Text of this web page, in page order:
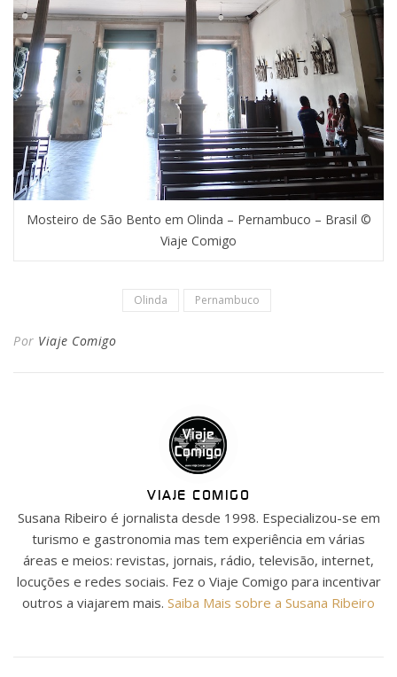
Mosteiro de São Bento em Olinda – Pernambuco – Brasil ©
Viaje Comigo
Olinda Pernambuco
Por Viaje Comigo
VIAJE COMIGO
Susana Ribeiro é jornalista desde 1998. Especializou-se em
turismo e gastronomia mas tem experiência em várias
áreas e meios: revistas, jornais, rádio, televisão, internet,
locuções e redes sociais. Fez o Viaje Comigo para incentivar
outros a viajarem mais. Saiba Mais sobre a Susana Ribeiro